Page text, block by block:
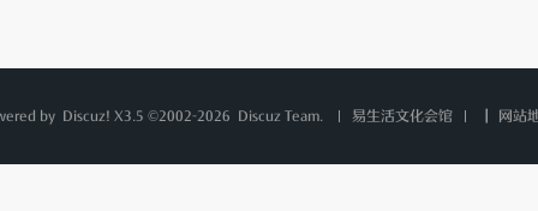
by Discuz! X3.5 ©2002-2026 Discuz Team. 易生活文化会馆 网站